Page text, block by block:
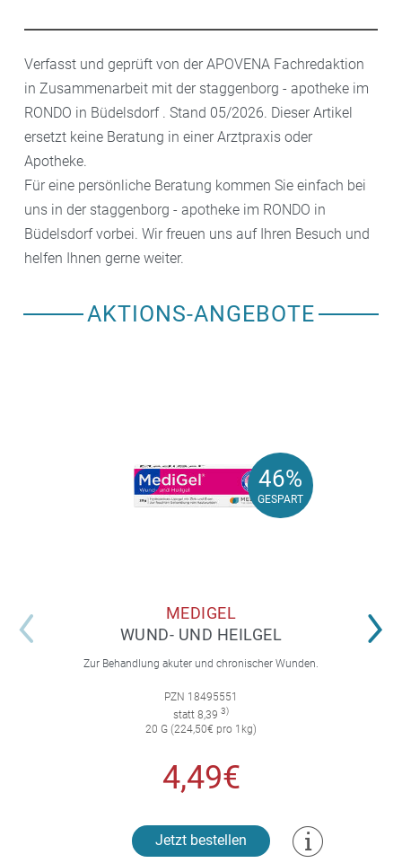
Verfasst und geprüft von der APOVENA Fachredaktion
in Zusammenarbeit mit der staggenborg - apotheke im
RONDO in Büdelsdorf . Stand 05/2026. Dieser Artikel
ersetzt keine Beratung in einer Arztpraxis oder
Apotheke.
Für eine persönliche Beratung kommen Sie einfach bei
uns in der staggenborg - apotheke im RONDO in
Büdelsdorf vorbei. Wir freuen uns auf Ihren Besuch und
helfen Ihnen gerne weiter.
AKTIONS-ANGEBOTE
46%
GESPART
46%
GESPART
MEDIGEL
WUND- UND HEILGEL
Zur Behandlung akuter und chronischer Wunden.
PZN 18495551
statt 8,39 3)
20 G (224,50€ pro 1kg)
4,49€
Jetzt bestellen